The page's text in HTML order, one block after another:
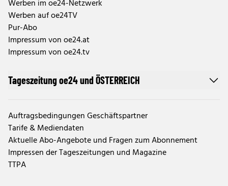
Werben im oe24-Netzwerk
Werben auf oe24TV
Pur-Abo
Impressum von oe24.at
Impressum von oe24.tv
Tageszeitung oe24 und ÖSTERREICH
Auftragsbedingungen Geschäftspartner
Tarife & Mediendaten
Aktuelle Abo-Angebote und Fragen zum Abonnement
Impressen der Tageszeitungen und Magazine
TTPA